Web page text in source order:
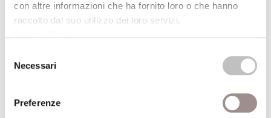
con altre informazioni che ha fornito loro o che hanno
raccolto dal suo utilizzo dei loro servizi.
delNecessari
Preferenze
Kurt Flasch
17/02/2004